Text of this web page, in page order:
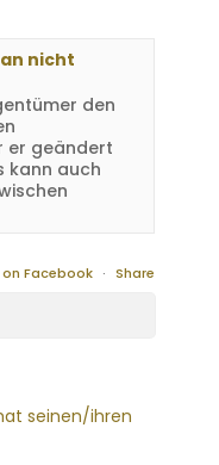
nicht
den
er geändert
kann auch
on Facebook · Share
seinen/ihren